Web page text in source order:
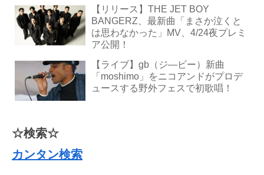
【リリース】THE JET BOY
BANGERZ、最新曲「まさか泣くと
は思わなかった」MV、4/24夜プレミ
ア公開！
【ライブ】gb（ジ―ビー）新曲
「moshimo」をニコアンドがプロデ
ュースする野外フェスで初歌唱！
☆検索☆
カンタン検索